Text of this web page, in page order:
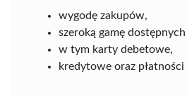
wygodę zakupów,
szeroką gamę
w tym karty debetowe,
kredytowe oraz